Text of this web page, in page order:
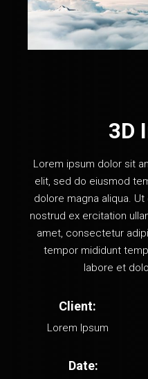
3D
Lorem ipsum dolor sit
elit, sed do eiusmod
dolore magna aliqua.
nostrud ex ercitation
amet, consectetur
tempor mididunt
labore et
Client:
Lorem Ipsum
Date: